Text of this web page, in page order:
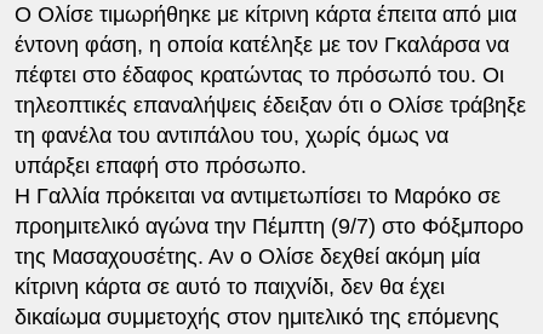
Ο Ολίσε τιμωρήθηκε με κίτρινη κάρτα έπειτα από μια
έντονη φάση, η οποία κατέληξε με τον Γκαλάρσα να
πέφτει στο έδαφος κρατώντας το πρόσωπό του. Οι
τηλεοπτικές επαναλήψεις έδειξαν ότι ο Ολίσε τράβηξε
τη φανέλα του αντιπάλου του, χωρίς όμως να
υπάρξει επαφή στο πρόσωπο.
Η Γαλλία πρόκειται να αντιμετωπίσει το Μαρόκο σε
προημιτελικό αγώνα την Πέμπτη (9/7) στο Φόξμπορο
της Μασαχουσέτης. Αν ο Ολίσε δεχθεί ακόμη μία
κίτρινη κάρτα σε αυτό το παιχνίδι, δεν θα έχει
δικαίωμα συμμετοχής στον ημιτελικό της επόμενης